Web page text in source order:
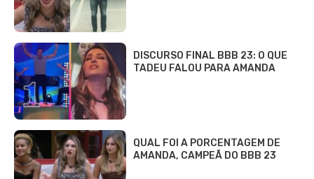
DISCURSO FINAL BBB 23: O QUE
TADEU FALOU PARA AMANDA
QUAL FOI A PORCENTAGEM DE
AMANDA, CAMPEÃ DO BBB 23